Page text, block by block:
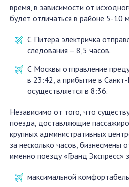
время, в зависимости от
будет отличаться в районе 5-10
С Питера электричка
следования – 8,5 часов.
С Москвы отправление
в 23:42, а прибытие в Санкт-
осуществляется в 8:36.
Независимо от того, что
поезда, доставляющие
крупных административных
за несколько часов, бизнесмены
именно поезду «Гранд Экспресс»
максимальной